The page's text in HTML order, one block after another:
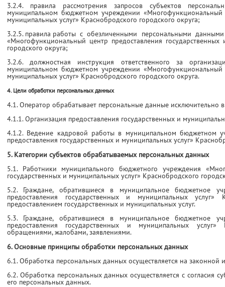
3.2.4. правила рассмотрения запросов субъектов
муниципальном бюджетном учреждении «Многофункциональный
муниципальных услуг» Краснобродского городского округа;
3.2.5. правила работы с обезличенными персональными
«Многофункциональный центр предоставления
городского округа;
3.2.6. должностная инструкция ответственного за
муниципальном бюджетном учреждении «Многофункциональный
муниципальных услуг» Краснобродского городского округа.
4. Цели обработки персональных данных
4.1. Оператор обрабатывает персональные данные исключительно
4.1.1. Организация предоставления государственных и
4.1.2. Ведение кадровой работы в муниципальном бюджетном
предоставления государственных и муниципальных услуг»
5. Категории субъектов обрабатываемых персональных данных
5.1. Работники муниципального бюджетного учреждения
государственных и муниципальных услуг» Краснобродского
5.2. Граждане, обратившиеся в муниципальное бюджетное
предоставления государственных и муниципальных услуг»
предоставлением государственных и муниципальных услуг.
5.3. Граждане, обратившиеся в муниципальное бюджетное
предоставления государственных и муниципальных
обращениями, жалобами, заявлениями.
6. Основные принципы обработки персональных данных
6.1. Обработка персональных данных осуществляется на законной
6.2. Обработка персональных данных осуществляется с согласия
его персональных данных.